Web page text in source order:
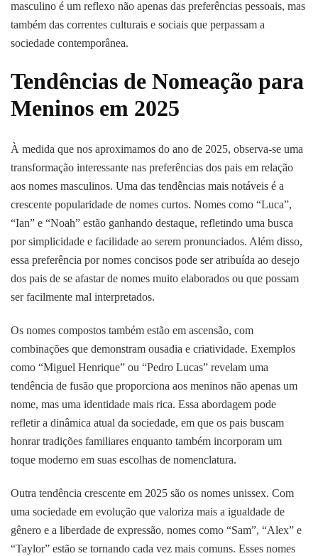
masculino é um reflexo não apenas das preferências pessoais, mas
também das correntes culturais e sociais que perpassam a
sociedade contemporânea.
Tendências de Nomeação para
Meninos em 2025
À medida que nos aproximamos do ano de 2025, observa-se uma
transformação interessante nas preferências dos pais em relação
aos nomes masculinos. Uma das tendências mais notáveis é a
crescente popularidade de nomes curtos. Nomes como “Luca”,
“Ian” e “Noah” estão ganhando destaque, refletindo uma busca
por simplicidade e facilidade ao serem pronunciados. Além disso,
essa preferência por nomes concisos pode ser atribuída ao desejo
dos pais de se afastar de nomes muito elaborados ou que possam
ser facilmente mal interpretados.
Os nomes compostos também estão em ascensão, com
combinações que demonstram ousadia e criatividade. Exemplos
como “Miguel Henrique” ou “Pedro Lucas” revelam uma
tendência de fusão que proporciona aos meninos não apenas um
nome, mas uma identidade mais rica. Essa abordagem pode
refletir a dinâmica atual da sociedade, em que os pais buscam
honrar tradições familiares enquanto também incorporam um
toque moderno em suas escolhas de nomenclatura.
Outra tendência crescente em 2025 são os nomes unissex. Com
uma sociedade em evolução que valoriza mais a igualdade de
gênero e a liberdade de expressão, nomes como “Sam”, “Alex” e
“Taylor” estão se tornando cada vez mais comuns. Esses nomes